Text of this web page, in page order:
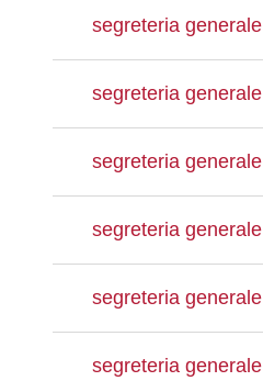
segreteria generale
segreteria generale
segreteria generale
segreteria generale
segreteria generale
segreteria generale